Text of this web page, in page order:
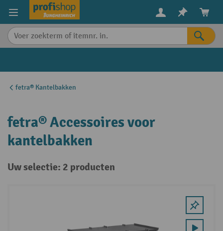
content
fetra® Kantelbakken
fetra® Accessoires voor
kantelbakken
Uw selectie: 2 producten